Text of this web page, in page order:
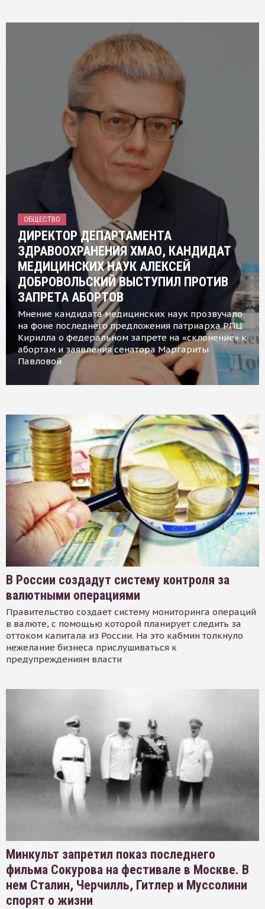
ОБЩЕСТВО
ДИРЕКТОР ДЕПАРТАМЕНТА
ЗДРАВООХРАНЕНИЯ ХМАО, КАНДИДАТ
МЕДИЦИНСКИХ НАУК АЛЕКСЕЙ
ДОБРОВОЛЬСКИЙ ВЫСТУПИЛ ПРОТИВ
ЗАПРЕТА АБОРТОВ
Мнение кандидата медицинских наук прозвучало
на фоне последнего предложения патриарха РПЦ
Кирилла о федеральном запрете на «склонение» к
абортам и заявления сенатора Маргариты
Павловой
В России создадут систему контроля за
валютными операциями
Правительство создает систему мониторинга операций
в валюте, с помощью которой планирует следить за
оттоком капитала из России. На это кабмин толкнуло
нежелание бизнеса прислушиваться к
предупреждениям власти
Минкульт запретил показ последнего
фильма Сокурова на фестивале в Москве. В
нем Сталин, Черчилль, Гитлер и Муссолини
спорят о жизни